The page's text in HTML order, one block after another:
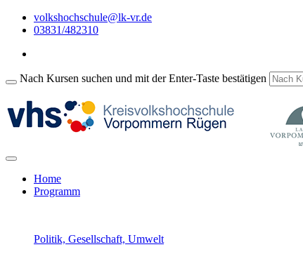
volkshochschule@lk-vr.de
03831/482310
Nach Kursen suchen und mit der Enter-Taste bestätigen
Home
Programm
Politik, Gesellschaft, Umwelt